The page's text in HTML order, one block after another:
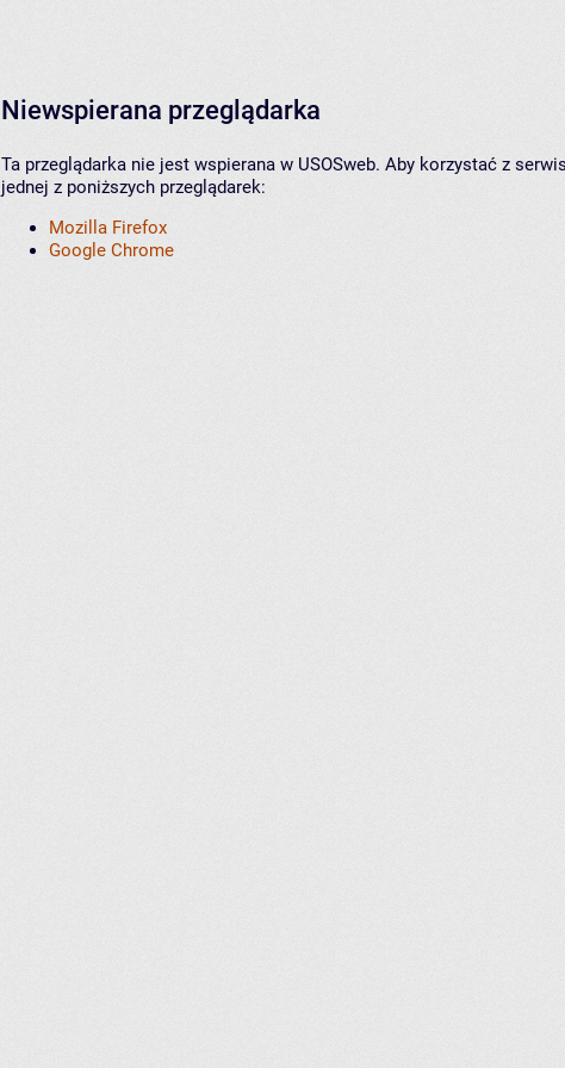
Niewspierana przeglądarka
Ta przeglądarka nie jest wspierana w USOSweb. Aby korzystać z
jednej z poniższych przeglądarek:
Mozilla Firefox
Google Chrome